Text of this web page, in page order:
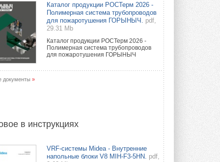
Каталог продукции РОСТерм 2026 -
Полимерная система трубопроводов
для пожаротушения ГОРЫНЫЧ.
pdf,
29.31 Mb
Каталог продукции РОСТерм 2026 -
Полимерная система трубопроводов
для пожаротушения ГОРЫНЫЧ
документы »
в инструкциях
VRF-системы Midea - Внутренние
напольные блоки V8 MIH-F3-5HN. pdf,